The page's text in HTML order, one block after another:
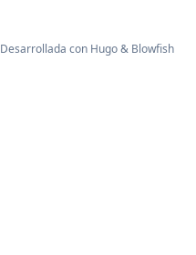
Desarrollada con Hugo& Blowfish